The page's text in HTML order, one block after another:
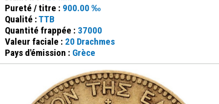
Pureté / titre : 900.00 ‰
Qualité :TTB
Quantité frappée : 37000
Valeur faciale : 20 Drachmes
Pays d'émission : Grèce